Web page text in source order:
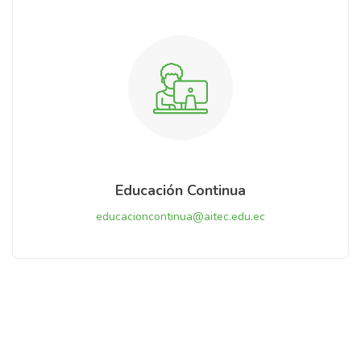
Educación Continua
educacioncontinua@aitec.edu.ec